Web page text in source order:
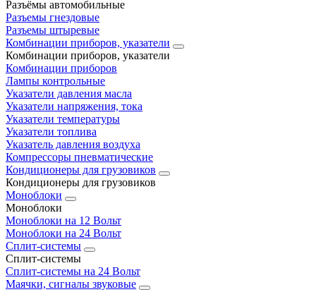
Разъёмы автомобильные
Разъемы гнездовые
Разъемы штыревые
Комбинации приборов, указатели
Комбинации приборов, указатели
Комбинации приборов
Лампы контрольные
Указатели давления масла
Указатели напряжения, тока
Указатели температуры
Указатели топлива
Указатель давления воздуха
Компрессоры пневматические
Кондиционеры для грузовиков
Кондиционеры для грузовиков
Моноблоки
Моноблоки
Моноблоки на 12 Вольт
Моноблоки на 24 Вольт
Сплит-системы
Сплит-системы
Сплит‑системы на 24 Вольт
Маячки, сигналы звуковые